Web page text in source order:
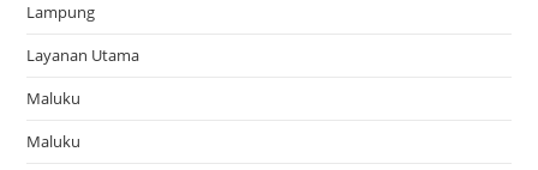
Lampung
Layanan Utama
Maluku
Maluku